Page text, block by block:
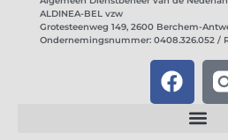
ALDINEA-BEL vzw
Grotesteenweg 149, 2600 Berchem-
Ondernemingsnummer: 0408.326.052 /